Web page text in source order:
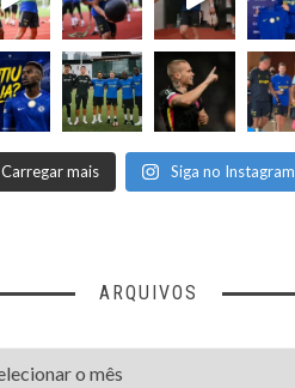
Carregar mais Siga no Instagram
ARQUIVOS